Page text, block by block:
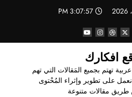
3:07:58 PM
افكارك
تهتم بجميع المَقالات التي تهم
على تطوير وإثراء المُحْتوى
طريق مقالات متنوعة